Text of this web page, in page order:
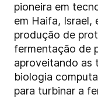
pioneira em
em Haifa, Israel,
produção de
fermentação de
aproveitando as
biologia
para turbinar a